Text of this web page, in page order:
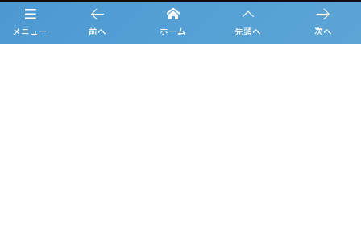
メニュー 前へ ホーム 先頭へ 次へ
お問合せ